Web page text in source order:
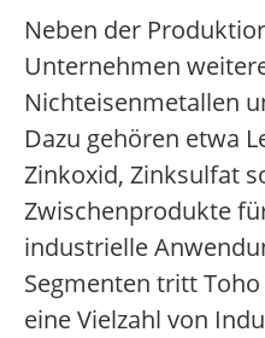
Neben der
Unternehmen
Nichteisenmetallen
Dazu gehören etwa
Zinkoxid, Zinksulfat
Zwischenprodukte
industrielle
Segmenten tritt
eine Vielzahl von